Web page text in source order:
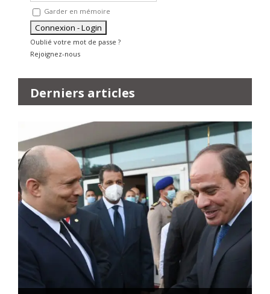
Garder en mémoire
Oublié votre mot de passe ?
Rejoignez-nous
Derniers articles